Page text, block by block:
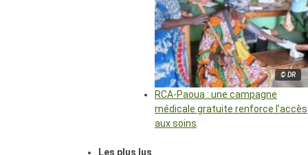
© DR
RCA-Paoua : une campagne
médicale gratuite renforce l’accès
aux soins
Les plus lus